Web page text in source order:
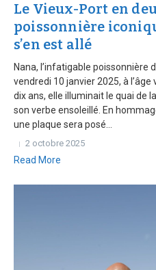
Le Vieux-Port en
poissonnière
s’en est allé
Nana, l’infatigable poissonnière
vendredi 10 janvier 2025, à
dix ans, elle illuminait le quai de
son verbe ensoleillé. En
une plaque sera posé...
2 octobre 2025
Read More